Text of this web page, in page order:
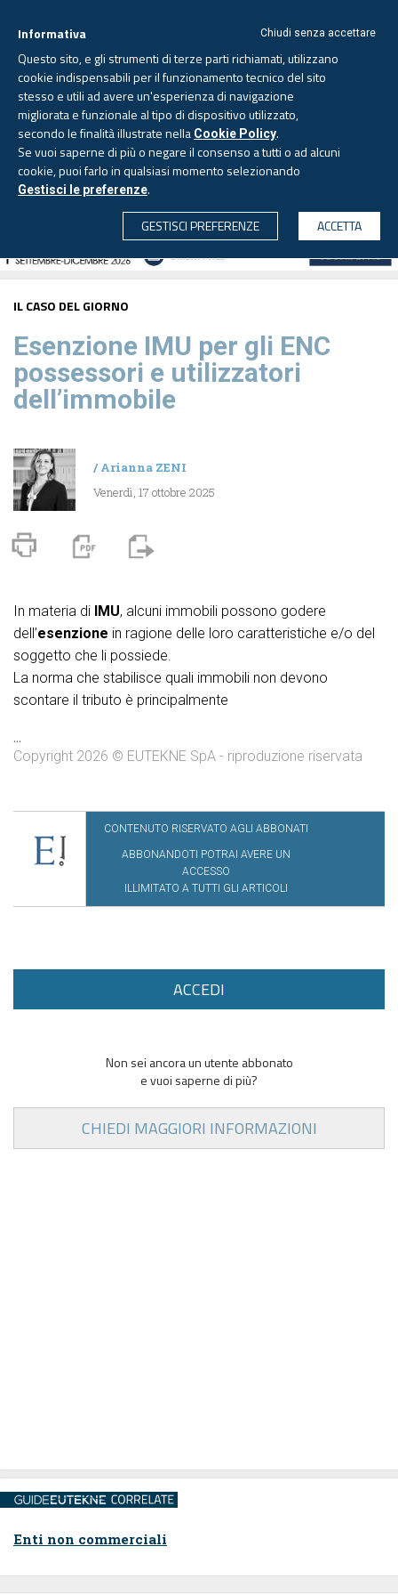
CERCA
Lunedì, 10 agosto 2026 - Aggiornato alle 6.00
IL CASO DEL GIORNO
Esenzione IMU per gli ENC
possessori e utilizzatori
dell’immobile
/Arianna ZENI
Venerdì, 17 ottobre 2025
In materia di IMU, alcuni immobili possono godere
dell’esenzione in ragione delle loro caratteristiche e/o del
soggetto che li possiede.
La norma che stabilisce quali immobili non devono
scontare il tributo è principalmente
...
Copyright 2026 © EUTEKNE SpA - riproduzione riservata
CONTENUTO RISERVATO AGLI ABBONATI
ABBONANDOTI POTRAI AVERE UN
ACCESSO
ILLIMITATO A TUTTI GLI ARTICOLI
ACCEDI
Non sei ancora un utente abbonato
e vuoi saperne di più?
CHIEDI MAGGIORI INFORMAZIONI
Enti non commerciali
Chiudi senza accettare
Informativa
Questo sito, e gli strumenti di terze parti richiamati, utilizzano
cookie indispensabili per il funzionamento tecnico del sito
stesso e utili ad avere un'esperienza di navigazione
migliorata e funzionale al tipo di dispositivo utilizzato,
secondo le finalità illustrate nella Cookie Policy.
Se vuoi saperne di più o negare il consenso a tutti o ad alcuni
cookie, puoi farlo in qualsiasi momento selezionando
Gestisci le preferenze.
GESTISCI PREFERENZE
ACCETTA